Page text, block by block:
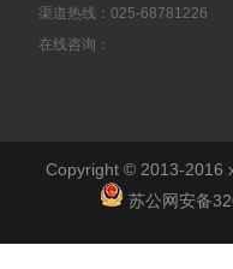
渠道热线：025-68781226
在线咨询：
Copyright © 2013-2016
苏公网安备